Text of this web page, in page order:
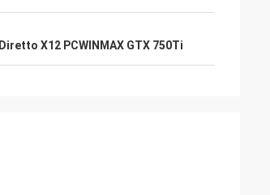
Diretto X12 PCWINMAX GTX 750Ti